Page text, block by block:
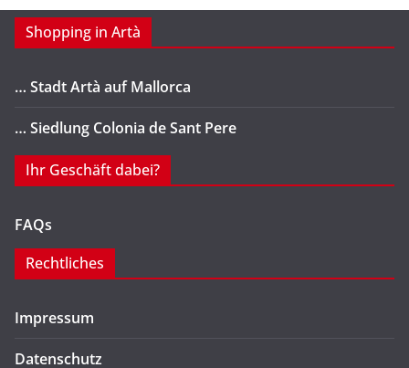
Shopping in Artà
… Stadt Artà auf Mallorca
… Siedlung Colonia de Sant Pere
Ihr Geschäft dabei?
FAQs
Rechtliches
Impressum
Datenschutz